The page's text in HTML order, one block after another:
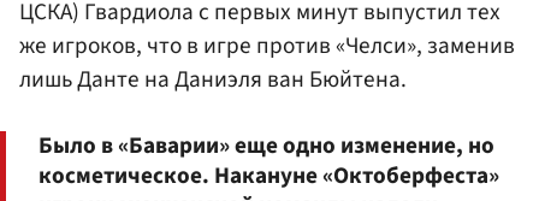
ЦСКА) Гвардиола с первых минут выпустил тех
же игроков, что в игре против «Челси», заменив
лишь Данте на Даниэля ван Бюйтена.
Было в «Баварии» еще одно изменение, но
косметическое. Накануне «Октоберфеста»